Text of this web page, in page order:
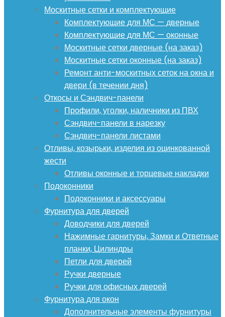
Москитные сетки и комплектующие
Комплектующие для МС — дверные
Комплектующие для МС — оконные
Москитные сетки дверные (на заказ)
Москитные сетки оконные (на заказ)
Ремонт анти-москитных сеток на окна и
двери (в течении дня)
Откосы и Сэндвич-панели
Профили, уголки, наличники из ПВХ
Сэндвич-панели в нарезку
Сэндвич-панели листами
Отливы, козырьки, изделия из оцинкованной
жести
Отливы оконные и торцевые накладки
Подоконники
Подоконники и аксессуары
Фурнитура для дверей
Доводчики для дверей
Нажимные гарнитуры, Замки и Ответные
планки, Цилиндры
Петли для дверей
Ручки дверные
Ручки для офисных дверей
Фурнитура для окон
Дополнительные элементы фурнитуры